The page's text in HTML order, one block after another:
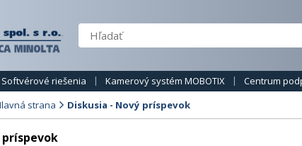
Softvérové riešenia Kamerový systém MOBOTIX Centrum
strana Diskusia - Nový príspevok
príspevok